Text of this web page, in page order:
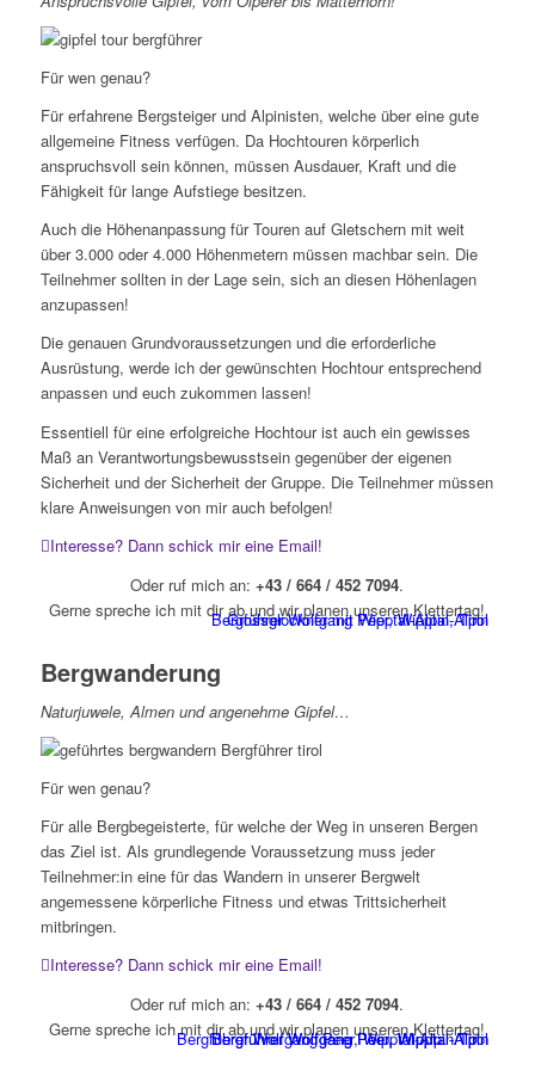
Für wen genau?
Für erfahrene Bergsteiger und Alpinisten, welche über eine gute
allgemeine Fitness verfügen. Da Hochtouren körperlich
anspruchsvoll sein können, müssen Ausdauer, Kraft und die
Fähigkeit für lange Aufstiege besitzen.
Auch die Höhenanpassung für Touren auf Gletschern mit weit
über 3.000 oder 4.000 Höhenmetern müssen machbar sein. Die
Teilnehmer sollten in der Lage sein, sich an diesen Höhenlagen
anzupassen!
Die genauen Grundvoraussetzungen und die erforderliche
Ausrüstung, werde ich der gewünschten Hochtour entsprechend
anpassen und euch zukommen lassen!
Essentiell für eine erfolgreiche Hochtour ist auch ein gewisses
Maß an Verantwortungsbewusstsein gegenüber der eigenen
Sicherheit und der Sicherheit der Gruppe. Die Teilnehmer müssen
klare Anweisungen von mir auch befolgen!
Grossglockner mit Wipptal-Alpin, Tirol
Bergführer Wolfgang Peer, Wipptal-Alpin
Interesse? Dann schick mir eine Email!
Oder ruf mich an:+43 / 664 / 452 7094.
Gerne spreche ich mit dir ab und wir planen unseren Klettertag!
Bergwanderung
Naturjuwele, Almen und angenehme Gipfel…
Für wen genau?
Für alle Bergbegeisterte, für welche der Weg in unseren Bergen
das Ziel ist. Als grundlegende Voraussetzung muss jeder
Teilnehmer:in eine für das Wandern in unserer Bergwelt
angemessene körperliche Fitness und etwas Trittsicherheit
mitbringen.
Bergführer Wolfgang Peer, Wipptal-Alpin
Bergführer Wolfgang Peer, Wipptal-Alpin
Bergführer Wolfgang Peer, Wipptal-Alpin Tirol
Interesse? Dann schick mir eine Email!
Oder ruf mich an:+43 / 664 / 452 7094.
Gerne spreche ich mit dir ab und wir planen unseren Klettertag!